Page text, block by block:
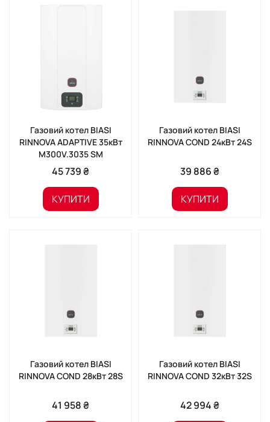
Газовий котел BIASI
RINNOVA ADAPTIVE 35кВт
M300V.3035 SМ
45 739 ₴
КУПИТИ
Газовий котел BIASI
RINNOVA COND 24кВт 24S
39 886 ₴
КУПИТИ
Газовий котел BIASI
RINNOVA COND 28кВт 28S
41 958 ₴
Газовий котел BIASI
RINNOVA COND 32кВт 32S
42 994 ₴